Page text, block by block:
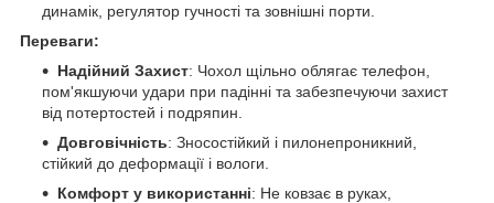
динамік, регулятор гучності та зовнішні порти.
Переваги:
Надійний Захист: Чохол щільно облягає телефон,
пом'якшуючи удари при падінні та забезпечуючи захист
від потертостей і подряпин.
Довговічність: Зносостійкий і пилонепроникний,
стійкий до деформації і вологи.
Комфорт у використанні: Не ковзає в руках,